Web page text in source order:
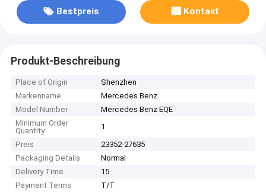
Bestpreis Kontakt
Produkt-Beschreibung
Place of Origin
Shenzhen
Markenname
Mercedes Benz
Model Number
Mercedes Benz EQE
Minimum Order
Quantity
1
Preis
23352-27635
Packaging Details
Normal
Delivery Time
15
Payment Terms
T/T